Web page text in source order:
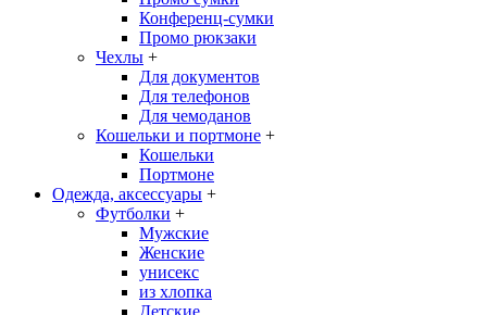
Конференц-сумки
Промо рюкзаки
Чехлы +
Для документов
Для телефонов
Для чемоданов
Кошельки и портмоне +
Кошельки
Портмоне
Одежда, аксессуары +
Футболки +
Мужские
Женские
унисекс
из хлопка
Детские